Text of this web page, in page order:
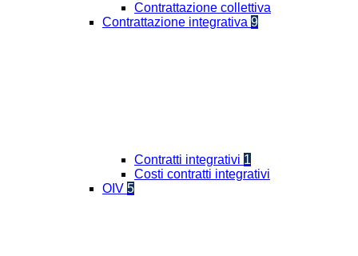
Contrattazione collettiva
Contrattazione integrativa 9
Contratti integrativi 1
Costi contratti integrativi
OIV 5